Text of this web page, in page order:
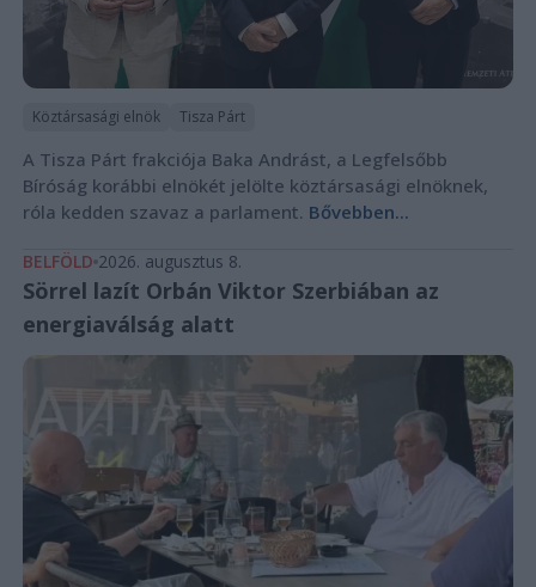
Köztársasági elnök Tisza Párt
A Tisza Párt frakciója Baka Andrást, a Legfelsőbb
Bíróság korábbi elnökét jelölte köztársasági elnöknek,
róla kedden szavaz a parlament. Bővebben...
BELFÖLD 2026. augusztus 8.
Sörrel lazít Orbán Viktor Szerbiában az
energiaválság alatt